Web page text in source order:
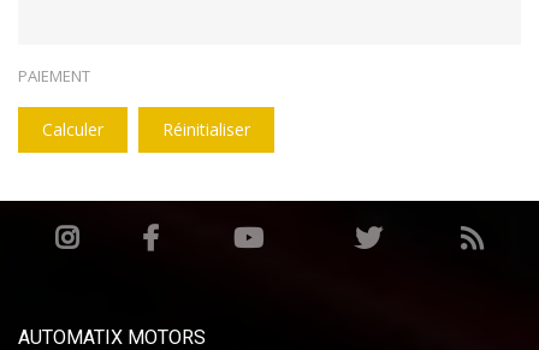
PAIEMENT
Calculer Réinitialiser
AUTOMATIX MOTORS